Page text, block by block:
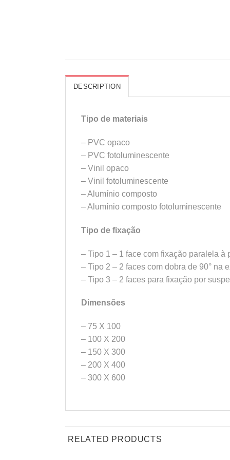
DESCRIPTION
Tipo de materiais
– PVC opaco
– PVC fotoluminescente
– Vinil opaco
– Vinil fotoluminescente
– Alumínio composto
– Alumínio composto fotoluminescente
Tipo de fixação
– Tipo 1 – 1 face com fixação paralela à
– Tipo 2 – 2 faces com dobra de 90° na
– Tipo 3 – 2 faces para fixação por
Dimensões
– 75 X 100
– 100 X 200
– 150 X 300
– 200 X 400
– 300 X 600
RELATED PRODUCTS